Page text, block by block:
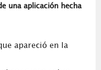
una aplicación hecha